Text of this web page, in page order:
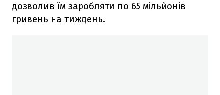
дозволив їм заробляти по 65 мільйонів
гривень на тиждень.